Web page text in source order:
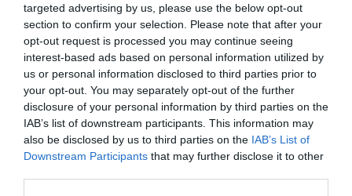
targeted advertising by us, please use the below opt-out
section to confirm your selection. Please note that after your
opt-out request is processed you may continue seeing
interest-based ads based on personal information utilized by
us or personal information disclosed to third parties prior to
your opt-out. You may separately opt-out of the further
disclosure of your personal information by third parties on the
IAB’s list of downstream participants. This information may
also be disclosed by us to third parties on the IAB’s List of
Downstream Participants that may further disclose it to other